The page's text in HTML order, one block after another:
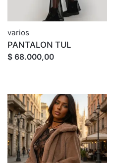
varios
PANTALON TUL
$ 68.000,00